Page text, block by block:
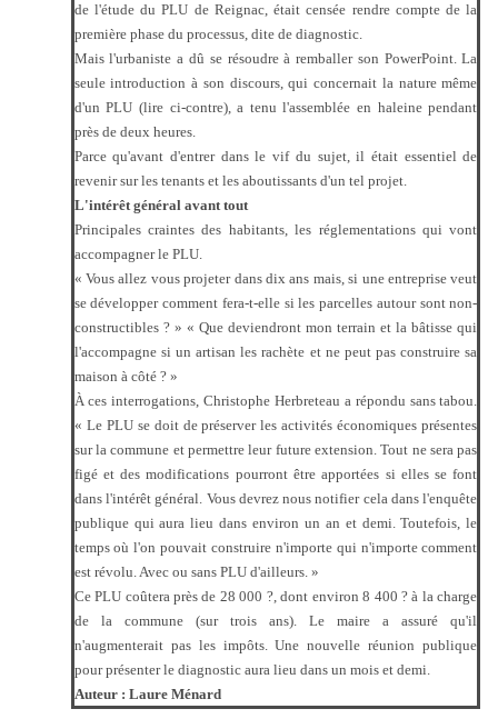
de l'étude du PLU de Reignac, était censée rendre compte de la
première phase du processus, dite de diagnostic.
Mais l'urbaniste a dû se résoudre à remballer son PowerPoint. La
seule introduction à son discours, qui concernait la nature même
d'un PLU (lire ci-contre), a tenu l'assemblée en haleine pendant
près de deux heures.
Parce qu'avant d'entrer dans le vif du sujet, il était essentiel de
revenir sur les tenants et les aboutissants d'un tel projet.
L'intérêt général avant tout
Principales craintes des habitants, les réglementations qui vont
accompagner le PLU.
« Vous allez vous projeter dans dix ans mais, si une entreprise veut
se développer comment fera-t-elle si les parcelles autour sont non-
constructibles ? » « Que deviendront mon terrain et la bâtisse qui
l'accompagne si un artisan les rachète et ne peut pas construire sa
maison à côté ? »
À ces interrogations, Christophe Herbreteau a répondu sans tabou.
« Le PLU se doit de préserver les activités économiques présentes
sur la commune et permettre leur future extension. Tout ne sera pas
figé et des modifications pourront être apportées si elles se font
dans l'intérêt général. Vous devrez nous notifier cela dans l'enquête
publique qui aura lieu dans environ un an et demi. Toutefois, le
temps où l'on pouvait construire n'importe qui n'importe comment
est révolu. Avec ou sans PLU d'ailleurs. »
Ce PLU coûtera près de 28 000 ?, dont environ 8 400 ? à la charge
de la commune (sur trois ans). Le maire a assuré qu'il
n'augmenterait pas les impôts. Une nouvelle réunion publique
pour présenter le diagnostic aura lieu dans un mois et demi.
Auteur : Laure Ménard